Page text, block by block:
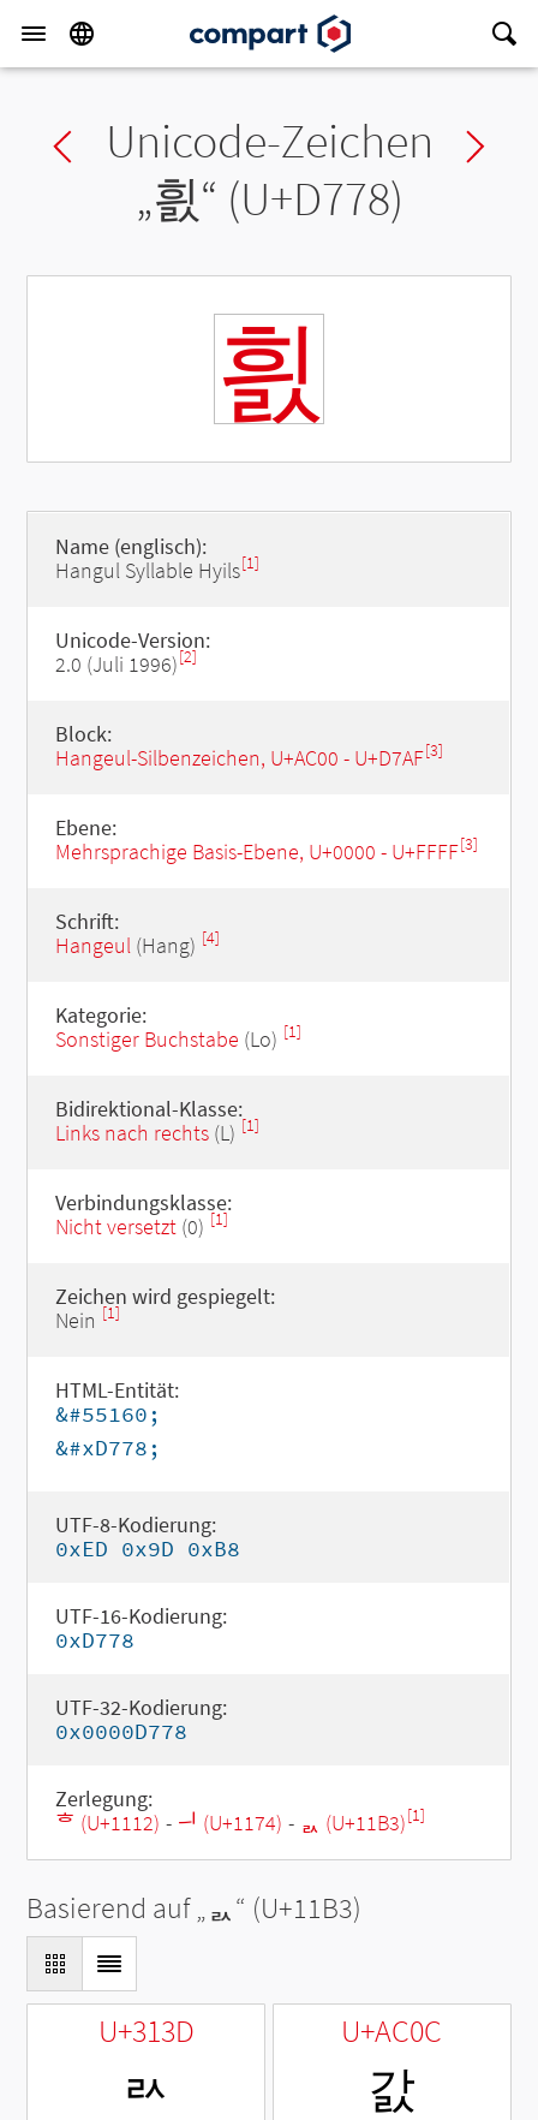
Previous char
Unicode-Zeichen
„흸“ (U+D778)
흸
Name (englisch):
Hangul Syllable Hyils[1]
Unicode-Version:
2.0 (Juli 1996)[2]
Block:
Hangeul-Silbenzeichen, U+AC00 - U+D7AF[3]
Ebene:
Mehrsprachige Basis-Ebene, U+0000 - U+FFFF[3]
Schrift:
Hangeul(Hang) [4]
Kategorie:
Sonstiger Buchstabe (Lo) [1]
Bidirektional-Klasse:
Links nach rechts(L) [1]
Verbindungsklasse:
Nicht versetzt(0) [1]
Zeichen wird gespiegelt:
Nein [1]
HTML-Entität:
&#55160;
&#xD778;
UTF-8-Kodierung:
0xED 0x9D 0xB8
UTF-16-Kodierung:
0xD778
UTF-32-Kodierung:
0x0000D778
Zerlegung:
ᄒ (U+1112) - ᅴ (U+1174) - ᆳ (U+11B3)[1]
Basierend auf „ᆳ“ (U+11B3)
U+313D
ㄽ
U+AC0C
갌